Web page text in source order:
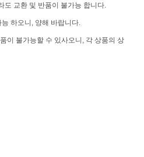
도 교환 및 반품이 불가능 합니다.
하오니, 양해 바랍니다.
이 불가능할 수 있사오니, 각 상품의 상